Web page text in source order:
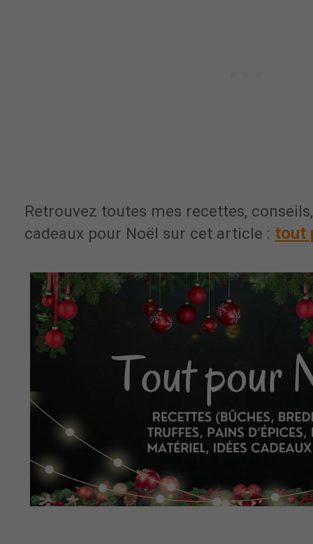
Retrouvez toutes mes recettes,
cadeaux pour Noël sur cet article : tout